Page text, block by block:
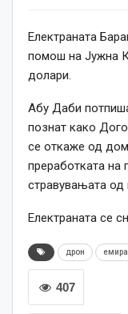
Електраната
помош на Јужна
долари.
Абу Даби
познат како
се откаже од
преработката на
стравувањата од
Електраната се
дрон
407